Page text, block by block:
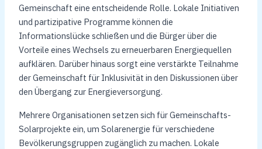
Gemeinschaft eine entscheidende Rolle. Lokale Initiativen
und partizipative Programme können die
Informationslücke schließen und die Bürger über die
Vorteile eines Wechsels zu erneuerbaren Energiequellen
aufklären. Darüber hinaus sorgt eine verstärkte Teilnahme
der Gemeinschaft für Inklusivität in den Diskussionen über
den Übergang zur Energieversorgung.
Mehrere Organisationen setzen sich für Gemeinschafts-
Solarprojekte ein, um Solarenergie für verschiedene
Bevölkerungsgruppen zugänglich zu machen. Lokale